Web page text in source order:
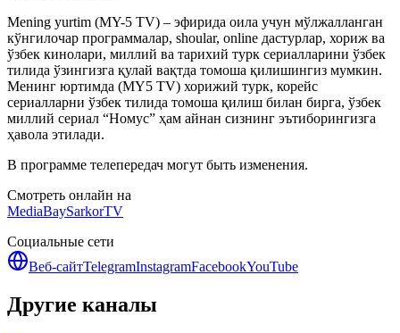
Mening yurtim (MY-5 TV) – эфирида оила учун мўлжалланган
кўнгилочар программалар, shoular, online дастурлар, хориж ва
ўзбек кинолари, миллий ва тарихий турк сериалларини ўзбек
тилида ўзингизга қулай вақтда томоша қилишингиз мумкин.
Менинг юртимда (MY5 TV) хорижий турк, корейс
сериалларни ўзбек тилида томоша қилиш билан бирга, ўзбек
миллий сериал “Номус” ҳам айнан сизнинг эътиборингизга
ҳавола этилади.
В программе телепередач могут быть изменения.
Смотреть онлайн на
MediaBaySarkorTV
Социальные сети
Веб-сайтTelegramInstagramFacebookYouTube
Другие каналы